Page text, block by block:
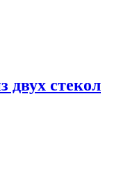
двух стекол